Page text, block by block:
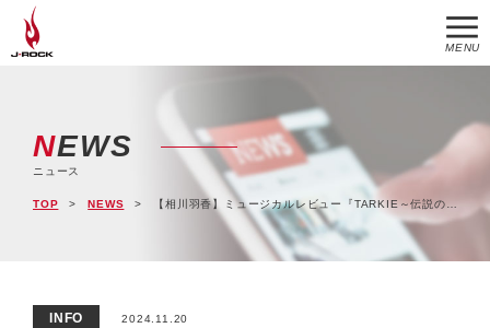
MENU
NEWS
ニュース
TOP NEWS 【相川羽香】ミュージカルレビュー『TARKIE～伝説の女たち～』出演決定！
INFO 2024.11.20